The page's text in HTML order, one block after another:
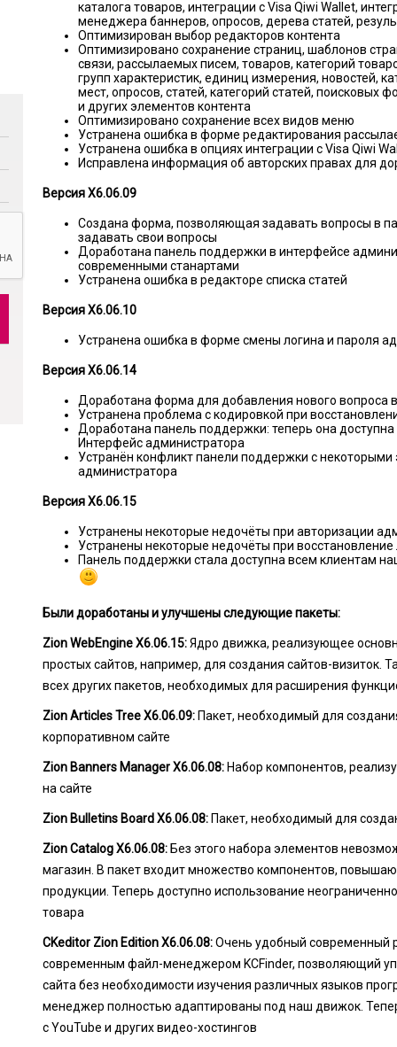
каталога товаров, интеграции с Visa Qiwi Wallet,
менеджера баннеров, опросов, дерева статей,
Оптимизирован выбор редакторов контента
Оптимизировано сохранение страниц, шаблонов
связи, рассылаемых писем, товаров, категорий
групп характеристик, единиц измерения, новостей,
мест, опросов, статей, категорий статей, поисковых
и других элементов контента
Оптимизировано сохранение всех видов меню
Устранена ошибка в форме редактирования
Устранена ошибка в опциях интеграции с Visa Qiwi
Исправлена информация об авторских правах для
Версия X6.06.09
Создана форма, позволяющая задавать вопросы в
задавать свои вопросы
Доработана панель поддержки в интерфейсе
современными станартами
Устранена ошибка в редакторе списка статей
Версия X6.06.10
Устранена ошибка в форме смены логина и пароля
Версия X6.06.14
Доработана форма для добавления нового вопроса
Устранена проблема с кодировкой при
Доработана панель поддержки: теперь она доступна
Интерфейс администратора
Устранён конфликт панели поддержки с
администратора
Версия X6.06.15
Устранены некоторые недочёты при авторизации
Устранены некоторые недочёты при
Панель поддержки стала доступна всем клиентам
Были доработаны и улучшены следующие пакеты:
Zion WebEngine X6.06.15:Ядро движка, реализующее
простых сайтов, например, для создания сайтов-визиток.
всех других пакетов, необходимых для расширения
Zion Articles Tree X6.06.09:Пакет, необходимый для
корпоративном сайте
Zion Banners Manager X6.06.08:Набор компонентов,
на сайте
Zion Bulletins Board X6.06.08:Пакет, необходимый для
Zion Catalog X6.06.08:Без этого набора элементов
магазин. В пакет входит множество компонентов,
продукции. Теперь доступно использование
товара
CKeditor Zion Edition X6.06.08:Очень удобный современный
современным файл-менеджером KCFinder, позволяющий
сайта без необходимости изучения различных языков
менеджер полностью адаптированы под наш движок.
с YouTube и других видео-хостингов